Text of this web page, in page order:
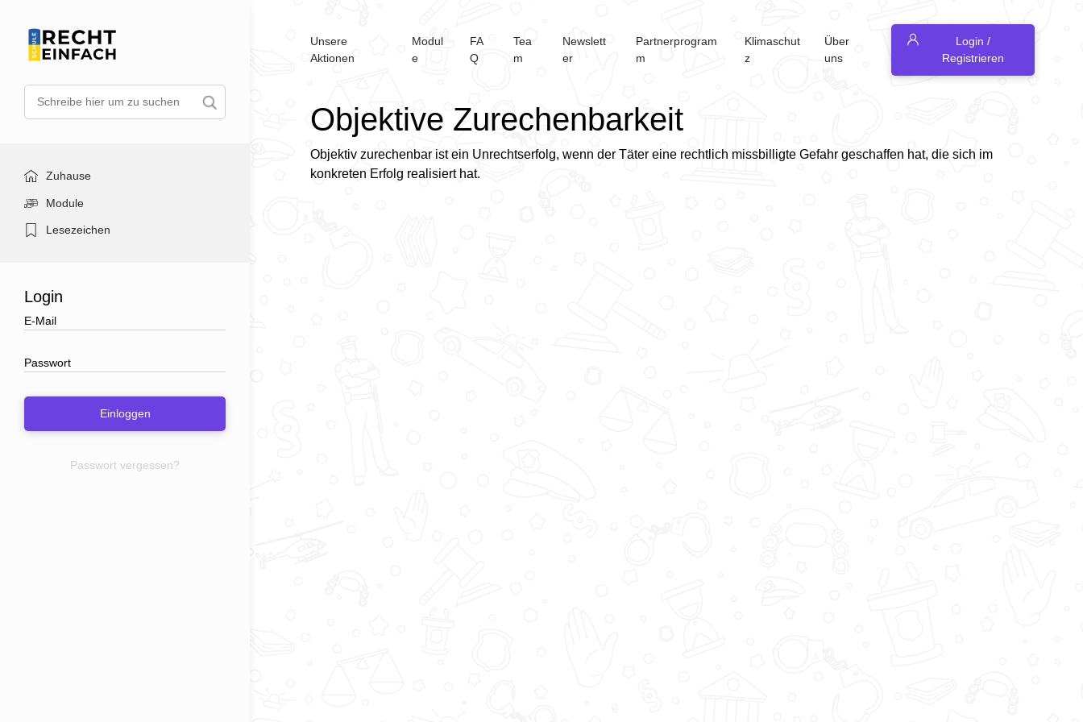
Zuhause
Module
Lesezeichen
Login
Einloggen
Passwort vergessen?
Unsere
Aktionen
Modul
e
FA
Q
Tea
m
Newslett
er
Partnerprogram
m
Klimaschut
z
Über
uns
Login /
Registrieren
Objektive Zurechenbarkeit
Objektiv zurechenbar ist ein Unrechtserfolg, wenn der Täter eine rechtlich missbilligte Gefahr geschaffen hat, die sich im
konkreten Erfolg realisiert hat.